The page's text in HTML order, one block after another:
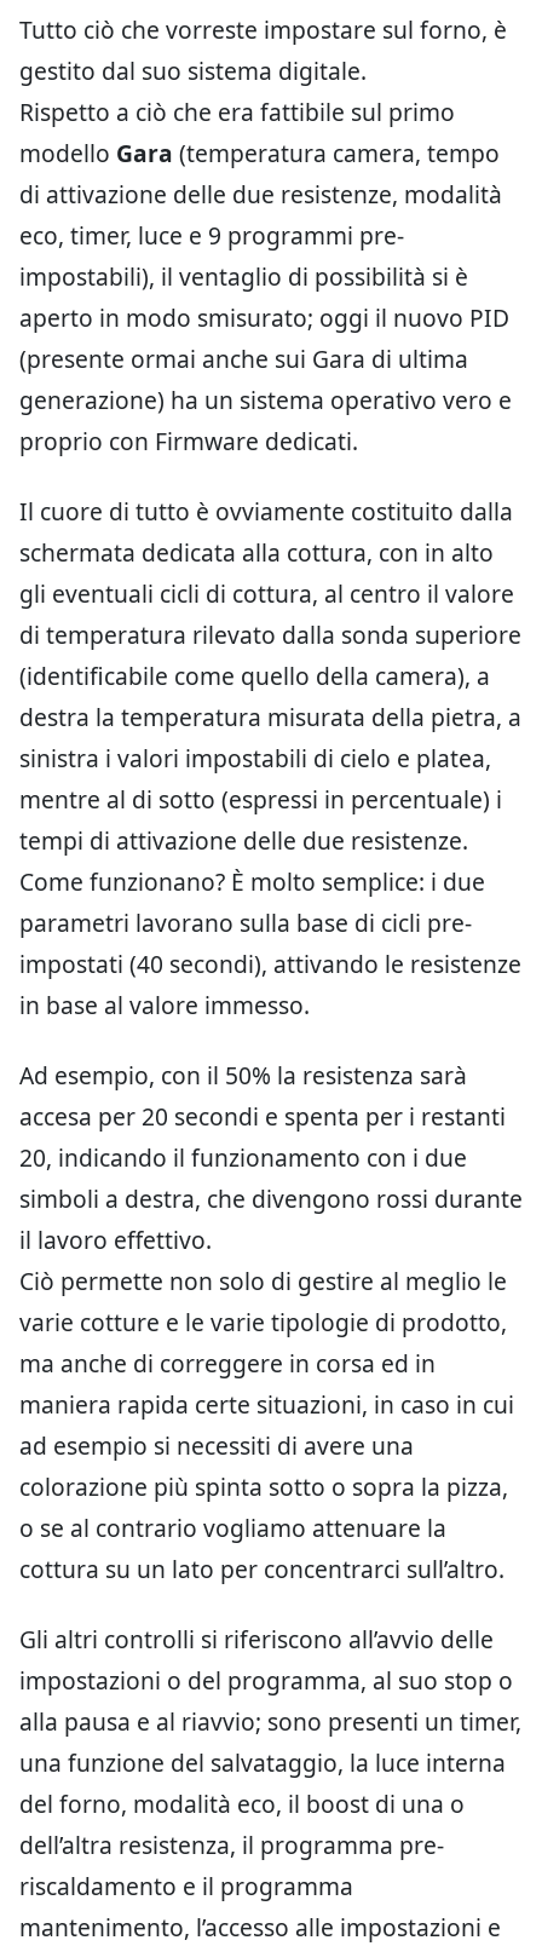
Tutto ciò che vorreste impostare sul forno, è
gestito dal suo sistema digitale.
Rispetto a ciò che era fattibile sul primo
modello Gara (temperatura camera, tempo
di attivazione delle due resistenze, modalità
eco, timer, luce e 9 programmi pre-
impostabili), il ventaglio di possibilità si è
aperto in modo smisurato; oggi il nuovo PID
(presente ormai anche sui Gara di ultima
generazione) ha un sistema operativo vero e
proprio con Firmware dedicati.
Il cuore di tutto è ovviamente costituito dalla
schermata dedicata alla cottura, con in alto
gli eventuali cicli di cottura, al centro il valore
di temperatura rilevato dalla sonda superiore
(identificabile come quello della camera), a
destra la temperatura misurata della pietra, a
sinistra i valori impostabili di cielo e platea,
mentre al di sotto (espressi in percentuale) i
tempi di attivazione delle due resistenze.
Come funzionano? È molto semplice: i due
parametri lavorano sulla base di cicli pre-
impostati (40 secondi), attivando le resistenze
in base al valore immesso.
Ad esempio, con il 50% la resistenza sarà
accesa per 20 secondi e spenta per i restanti
20, indicando il funzionamento con i due
simboli a destra, che divengono rossi durante
il lavoro effettivo.
Ciò permette non solo di gestire al meglio le
varie cotture e le varie tipologie di prodotto,
ma anche di correggere in corsa ed in
maniera rapida certe situazioni, in caso in cui
ad esempio si necessiti di avere una
colorazione più spinta sotto o sopra la pizza,
o se al contrario vogliamo attenuare la
cottura su un lato per concentrarci sull’altro.
Gli altri controlli si riferiscono all’avvio delle
impostazioni o del programma, al suo stop o
alla pausa e al riavvio; sono presenti un timer,
una funzione del salvataggio, la luce interna
del forno, modalità eco, il boost di una o
dell’altra resistenza, il programma pre-
riscaldamento e il programma
mantenimento, l’accesso alle impostazioni e